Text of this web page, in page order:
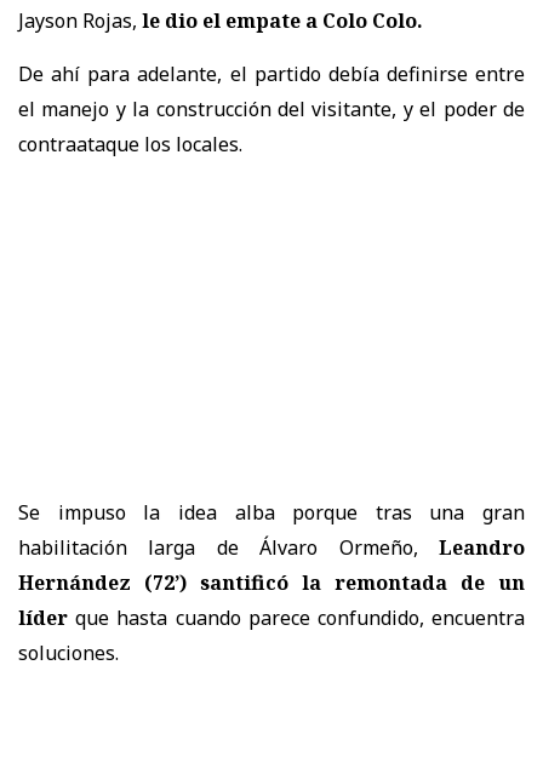
Jayson Rojas, le dio el empate a Colo Colo.
De ahí para adelante, el partido debía definirse entre
el manejo y la construcción del visitante, y el poder de
contraataque los locales.
Se impuso la idea alba porque tras una gran
habilitación larga de Álvaro Ormeño, Leandro
Hernández (72’) santificó la remontada de un
líder que hasta cuando parece confundido, encuentra
soluciones.